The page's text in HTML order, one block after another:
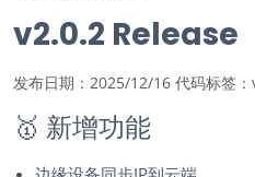
v2.0.2 Release
发布日期：2025/12/16 代码标签
🥇 新增功能